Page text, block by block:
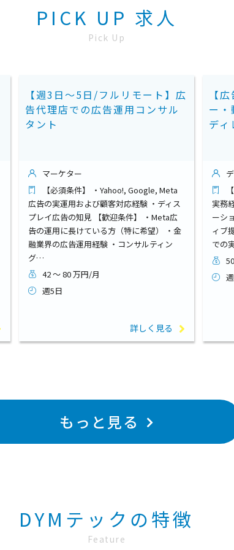
PICK UP 求人
Pick Up
【週3日～5日/フルリモート】広
告代理店での広告運用コンサル
タント
マーケター
【必須条件】 ・Yahoo!, Google, Meta
広告の実運用および顧客対応経験 ・ディス
プレイ広告の知見 【歓迎条件】 ・Meta広
告の運用に長けている方（特に希望） ・金
融業界の広告運用経験 ・コンサルティン
グ…
42 ～ 80 万円/月
週5日
詳しく見る
【
ー
ディ
実務
ーシ
ィブ
での
もっと見る
DYMテックの特徴
Feature